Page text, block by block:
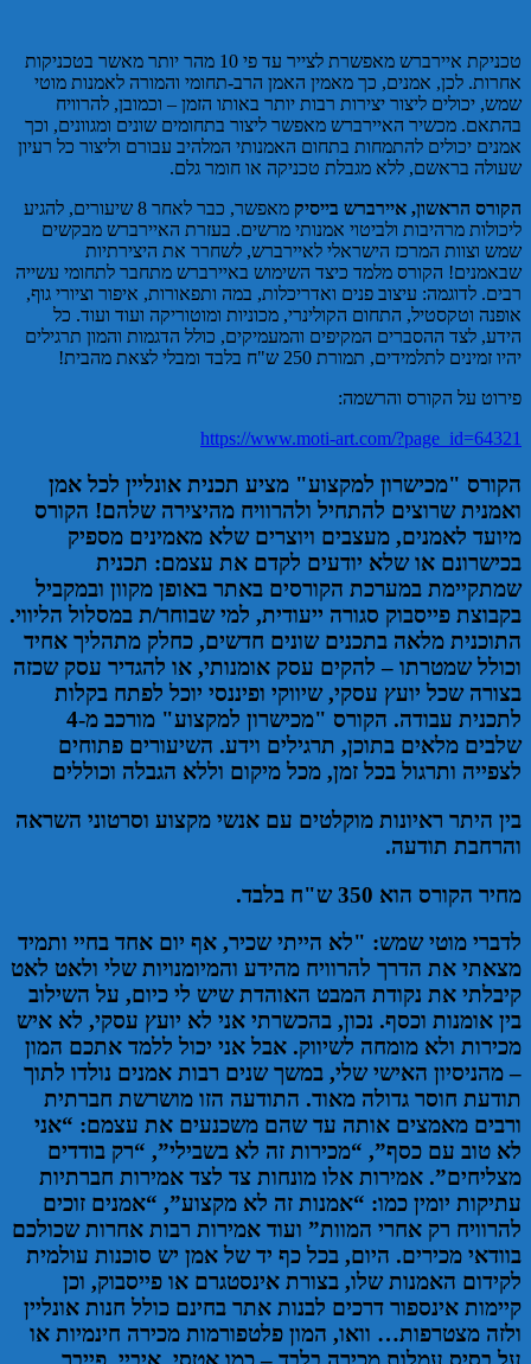
טכניקת איירברש מאפשרת לצייר עד פי 10 מהר יותר מאשר בטכניקות
אחרות. לכן, אמנים, כך מאמין האמן הרב-תחומי והמורה לאמנות מוטי
שמש, יכולים ליצור יצירות רבות יותר באותו הזמן – וכמובן, להרוויח
בהתאם. מכשיר האיירברש מאפשר ליצור בתחומים שונים ומגוונים, וכך
אמנים יכולים להתמחות בתחום האמנותי המלהיב עבורם וליצור כל רעיון
שעולה בראשם, ללא מגבלת טכניקה או חומר גלם.
הקורס הראשון, איירברש בייסיק
מאפשר, כבר לאחר 8 שיעורים, להגיע
ליכולות מרהיבות ולביטוי אמנותי מרשים. בעזרת האיירברש מבקשים
שמש וצוות המרכז הישראלי לאיירברש, לשחרר את היצירתיות
שבאמנים! הקורס מלמד כיצד השימוש באיירברש מתחבר לתחומי עשייה
רבים. לדוגמה: עיצוב פנים ואדריכלות, במה ותפאורות, איפור וציורי גוף,
אופנה וטקסטיל, התחום הקולינרי, מכוניות ומוטוריקה ועוד ועוד. כל
הידע, לצד ההסברים המקיפים והמעמיקים, כולל הדגמות והמון תרגילים
יהיו זמינים לתלמידים, תמורת 250 ש"ח בלבד ומבלי לצאת מהבית!
פירוט על הקורס והרשמה:
https://www.moti-art.com/?page_id=64321
הקורס "מכישרון למקצוע" מציע תכנית אונליין לכל אמן
ואמנית שרוצים להתחיל ולהרוויח מהיצירה שלהם! הקורס
מיועד לאמנים, מעצבים ויוצרים שלא מאמינים מספיק
בכישרונם או שלא יודעים לקדם את עצמם: תכנית
שמתקיימת במערכת הקורסים באתר באופן מקוון ובמקביל
בקבוצת פייסבוק סגורה ייעודית, למי שבוחר/ת במסלול הליווי.
התוכנית מלאה בתכנים שונים חדשים, כחלק מתהליך אחיד
וכולל שמטרתו – להקים עסק אומנותי, או להגדיר עסק שכזה
בצורה שכל יועץ עסקי, שיווקי ופיננסי יוכל לפתח בקלות
לתכנית עבודה. הקורס "מכישרון למקצוע" מורכב מ-4
שלבים מלאים בתוכן, תרגילים וידע. השיעורים פתוחים
לצפייה ותרגול בכל זמן, מכל מיקום וללא הגבלה וכוללים
בין היתר ראיונות מוקלטים עם אנשי מקצוע וסרטוני השראה
והרחבת תודעה.
מחיר הקורס הוא 350 ש"ח בלבד.
לדברי מוטי שמש: "לא הייתי שכיר, אף יום אחד בחיי ותמיד
מצאתי את הדרך להרוויח מהידע והמיומנויות שלי ולאט לאט
קיבלתי את נקודת המבט האוהדת שיש לי כיום, על השילוב
בין אומנות וכסף. נכון, בהכשרתי אני לא יועץ עסקי, לא איש
מכירות ולא מומחה לשיווק. אבל אני יכול ללמד אתכם המון
– מהניסיון האישי שלי, במשך שנים רבות אמנים נולדו לתוך
תודעת חוסר גדולה מאוד. התודעה הזו מושרשת חברתית
ורבים מאמצים אותה עד שהם משכנעים את עצמם: “אני
לא טוב עם כסף”, “מכירות זה לא בשבילי”, “רק בודדים
מצליחים”. אמירות אלו מונחות צד לצד אמירות חברתיות
עתיקות יומין כמו: “אמנות זה לא מקצוע”, “אמנים זוכים
להרוויח רק אחרי המוות” ועוד אמירות רבות אחרות שכולכם
בוודאי מכירים. היום, בכל כף יד של אמן יש סוכנות עולמית
לקידום האמנות שלו, בצורת אינסטגרם או פייסבוק, וכן
קיימות אינספור דרכים לבנות אתר בחינם כולל חנות אונליין
ולזה מצטרפות… וואו, המון פלטפורמות מכירה חינמיות או